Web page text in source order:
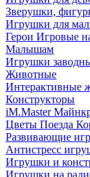
Зверушки,
Игрушки для
Герои Игровые
Малышам
Игрушки
Животные
Интерактивные
Конструкторы
iM.Master
Цветы Поезда
Развивающие
Антистресс
Игрушки и
Игрушки на